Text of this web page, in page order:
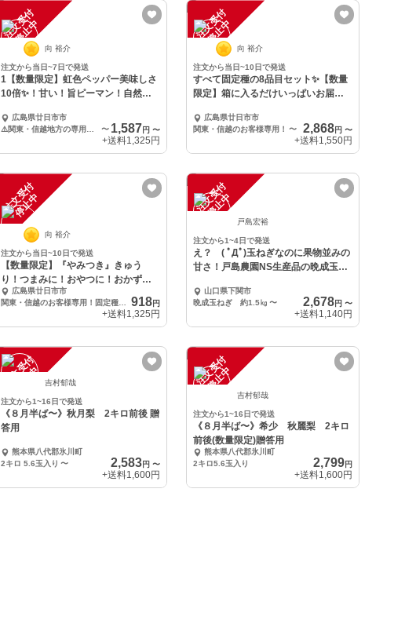
注
文
受
付
停
止
中
向 裕介
注文から当日~7日で発送
1【数量限定】虹色ペッパー美味しさ
10倍✨！甘い！旨ピーマン！自然栽
広島県廿日市市
〜 1,587円〜
+送料1,325円
注
文
受
付
停
止
中
向 裕介
注文から当日~10日で発送
すべて固定種の8品目セット✨【数量
限定】箱に入るだけいっぱいお届
広島県廿日市市
関東・信越のお客様専用！ 〜 2,868円 〜
+送料1,550円
注
文
受
付
停
止
中
向 裕介
注文から当日~10日で発送
【数量限定】『やみつき』きゅう
り！つまみに！おやつに！おかず
に！自然栽培・固定種
広島県廿日市市
918円
+送料1,325円
注
文
受
付
停
止
中
戸島宏裕
注文から1~4日で発送
え？ ( ﾟДﾟ)玉ねぎなのに果物並みの
甘さ！戸島農園NS生産品の晩成玉ね
山口県下関市
晩成玉ねぎ 約1.5㎏ 〜 2,678円 〜
+送料1,140円
注
文
受
付
停
止
中 吉村郁哉
注文から1~16日で発送
《８月半ば〜》秋月梨 2キロ前後 贈
答用
熊本県八代郡氷川町
2キロ 5.6玉入り 〜 2,583円〜
+送料1,600円
注
文
受
付
停
止
中
吉村郁哉
注文から1~16日で発送
《８月半ば〜》希少 秋麗梨 2キロ
前後(数量限定)贈答用
熊本県八代郡氷川町
2キロ5.6玉入り
2,799円
+送料1,600円